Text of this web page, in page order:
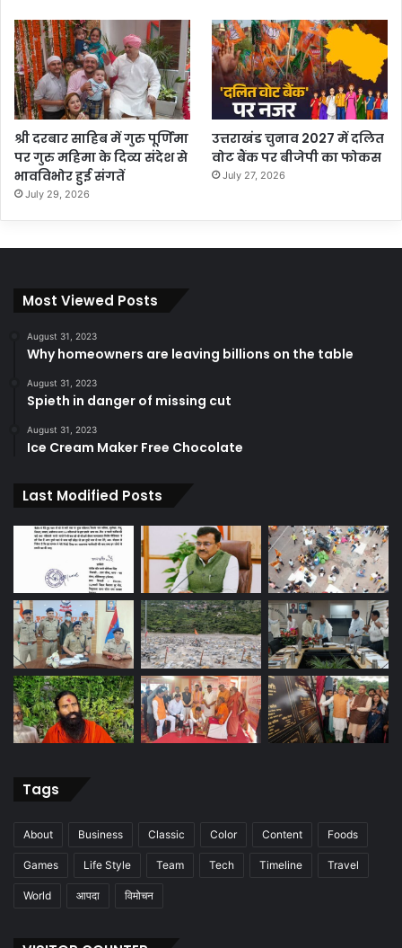
श्री दरबार साहिब में गुरु पूर्णिमा
पर गुरु महिमा के दिव्य संदेश से
भावविभोर हुई संगतें
July 29, 2026
उत्तराखंड चुनाव 2027 में दलित
वोट बैंक पर बीजेपी का फोकस
July 27, 2026
Most Viewed Posts
August 31, 2023
Why homeowners are leaving billions on the table
August 31, 2023
Spieth in danger of missing cut
August 31, 2023
Ice Cream Maker Free Chocolate
Last Modified Posts
Tags
About Business Classic Color Content Foods
Games Life Style Team Tech Timeline Travel
World आपदा विमोचन